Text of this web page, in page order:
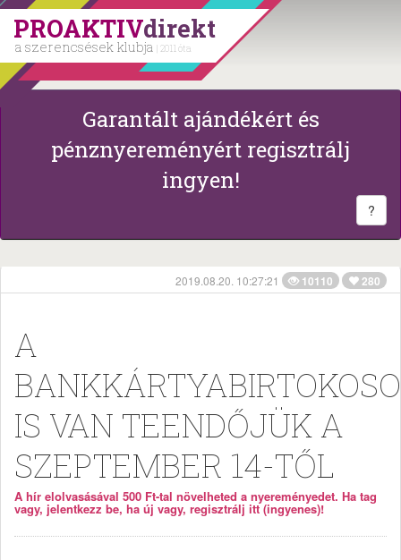
PROAKTIVdirekt
a szerencsések klubja | 2011 óta
Garantált ajándékért és
pénznyereményért regisztrálj
ingyen!
?
2019.08.20. 10:27:21 10110 280
A
IS VAN TEENDŐJÜK A
SZEPTEMBER 14-TŐL
A hír elolvasásával 500 Ft-tal növelheted a nyereményedet. Ha tag
vagy, jelentkezz be, ha új vagy, regisztrálj itt (ingyenes)!